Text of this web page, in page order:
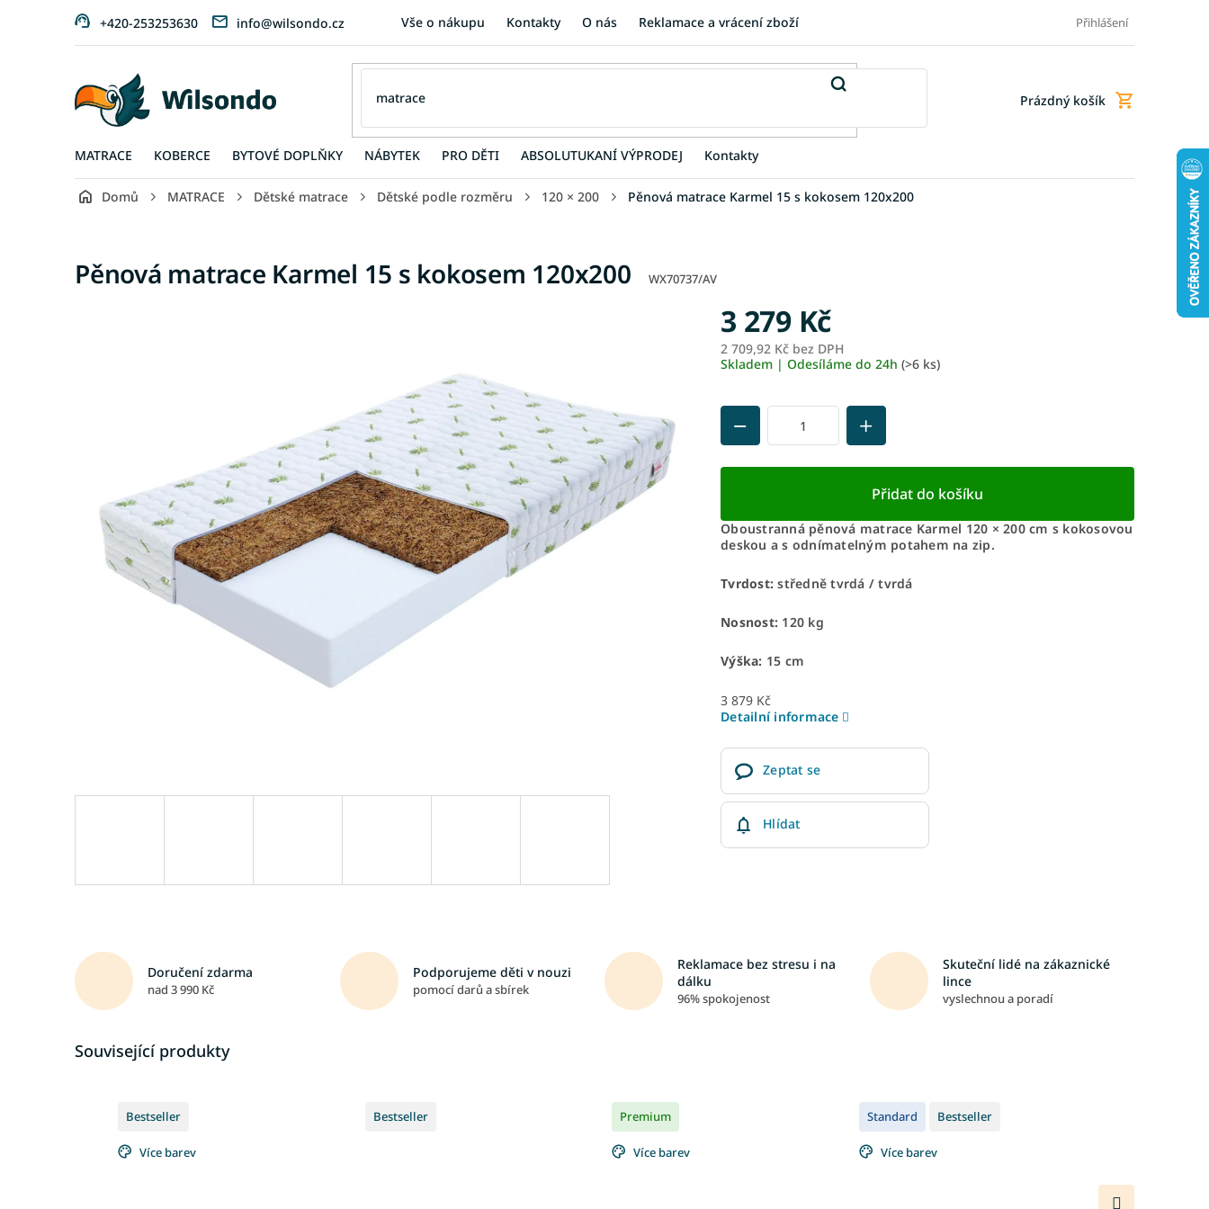
+420-253253630 info@wilsondo.cz Vše o nákupu Kontakty O nás Reklamace a vrácení zboží Obchodní podmínky
Přihlášení
Nákupní
Prázdný košík
MATRACE KOBERCE BYTOVÉ DOPLŇKY NÁBYTEK PRO DĚTI ABSOLUTUKANÍ VÝPRODEJ Kontakty
Domů MATRACE Dětské matrace Dětské podle rozměru 120 × 200 Pěnová matrace Karmel 15 s kokosem 120x200
Pěnová matrace Karmel 15 s kokosem 120x200 WX70737/AV
3 279 Kč
2 709,92 Kč bez DPH
Skladem | Odesíláme do 24h (>6 ks)
Přidat do košíku
Oboustranná pěnová matrace Karmel 120 × 200 cm s kokosovou
deskou a s odnímatelným potahem na zip.
Tvrdost: středně tvrdá / tvrdá
Nosnost: 120 kg
Výška: 15 cm
3 879 Kč
Detailní informace
Zeptat se
Hlídat
Doručení zdarma
nad 3 990 Kč
Podporujeme děti v nouzi
pomocí darů a sbírek
Reklamace bez stresu i na
dálku
96% spokojenost
Skuteční lidé na zákaznické
lince
vyslechnou a poradí
Související produkty
Bestseller
Více barev
Bestseller Premium
Více barev
Standard Bestseller
Více barev
Další